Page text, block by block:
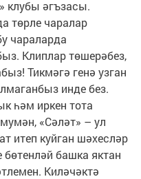
клубы әгъзасы.
төрле чаралар
чараларда
Клиплар төшерәбез,
Тикмәгә генә узган
инде без.
һәм иркен тота
«Сәләт» – ул
итеп куйган шәхесләр
башка яктан
Киләчәктә